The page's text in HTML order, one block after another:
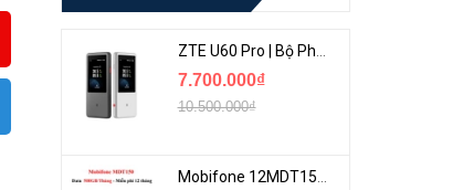
ZTE U60 Pro | Bộ Phát 5G Cầm Tay Tích Hợp Công Nghệ WiFi 7, Pin 10000mAh
7.700.000₫
10.500.000₫
Mobifone 12MDT150 | Sim Chuyên 4G Mobifone Dung Lượng Cao 500GB/Tháng Gói 1 Năm